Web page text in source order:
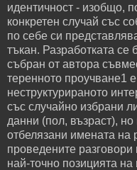
идентичност - изобщо,
конкретен случай със
по себе си
тъкан. Разработката
събран от автора
теренното проучване1
неструктурираното
със случайно избрани
данни (пол, възраст),
отбелязани имената на
проведените
най-точно позицията